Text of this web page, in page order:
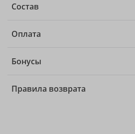
Состав
Оплата
Бонусы
Правила возврата